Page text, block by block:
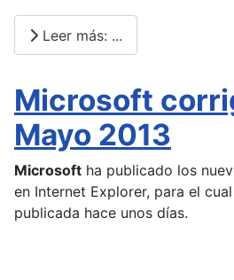
Leer más: ...
Microsoft
Mayo 2013
Microsoft ha publicado los
en Internet Explorer, para el
publicada hace unos días.